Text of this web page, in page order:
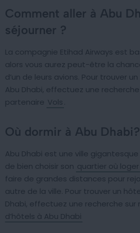
Comment aller à Abu
séjourner ?
La compagnie Etihad Airways est
alors vous aurez peut-être la
d’un de leurs avions. Pour trouver
Abu Dhabi, effectuez une
partenaire Vols
Où dormir à Abu Dhabi?
Abu Dhabi est une ville
de bien choisir son quartier où loger
faire de grandes distances pour
autre de la ville. Pour trouver un
Dhabi, effectuez une recherche sur
d’hôtels à Abu Dhabi